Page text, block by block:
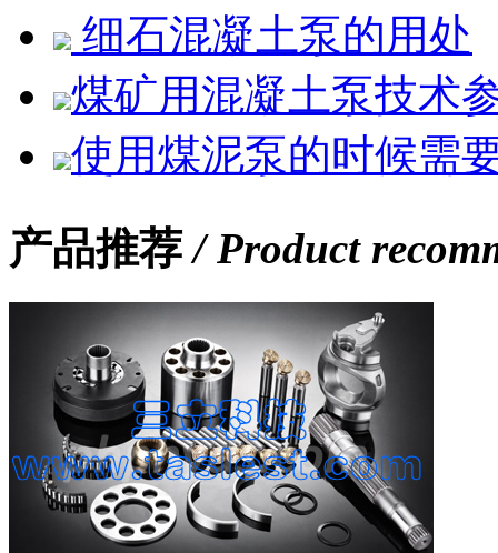
细石混凝土泵的用处
煤矿用混凝土泵技术
使用煤泥泵的时候需
产品推荐/ Product